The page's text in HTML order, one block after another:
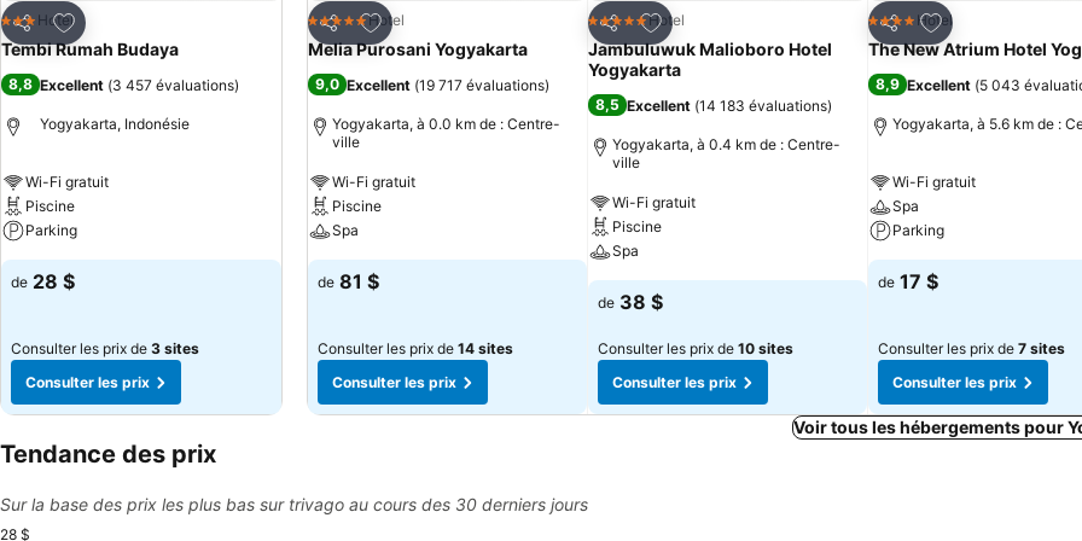
Partager
Ajouter à mes favoris
3 ÉtoilesHotel
Tembi Rumah Budaya
8,8 Excellent (3 457 évaluations)
Yogyakarta, Indonésie
Wi-Fi gratuit
Piscine
Parking
de 28 $
Consulter les prix de 3 sites
Consulter les prix
Partager
Ajouter à mes favoris
5 Étoiles Hotel
Melia Purosani Yogyakarta
9,0 Excellent (19 717 évaluations)
Yogyakarta, à 0.0 km de : Centre-
ville
Wi-Fi gratuit
Piscine
Spa
de 81 $
Consulter les prix de 14 sites
Consulter les prix
Partager
Ajouter à mes favoris
5 Étoiles Hotel
Jambuluwuk Malioboro Hotel
Yogyakarta
8,5 Excellent (14 183 évaluations)
Yogyakarta, à 0.4 km de : Centre-
ville
Wi-Fi gratuit
Piscine
Spa
de 38 $
Consulter les prix de 10 sites
Consulter les prix
Partager
Ajouter à mes
4 ÉtoilesHotel
The New Atrium Hotel
8,9 Excellent (5 043
Yogyakarta, à 5.6 km de :
Wi-Fi gratuit
Spa
Parking
de 17 $
Consulter les prix de 7 sites
Consulter les prix
Voir tous les hébergements pour
Tendance des prix
Sur la base des prix les plus bas sur trivago au cours des 30 derniers jours
28 $